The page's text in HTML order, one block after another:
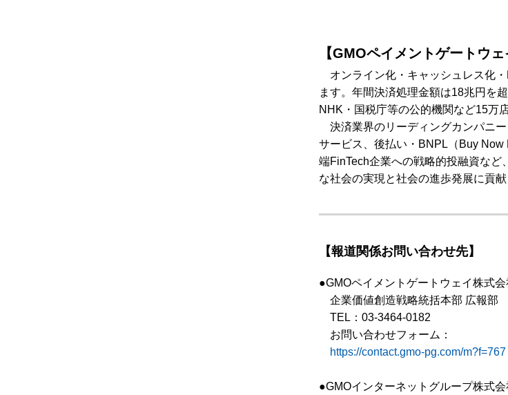
【GMOペイメントゲートウ
オンライン化・キャッシュレス化
ます。年間決済処理金額は18兆円を
NHK・国税庁等の公的機関など15万
決済業界のリーディングカンパニ
サービス、後払い・BNPL（Buy
端FinTech企業への戦略的投融資な
な社会の実現と社会の進歩発展に貢
【報道関係お問い合わせ先】
●GMOペイメントゲートウェイ株式会
企業価値創造戦略統括本部 広報部
TEL：03-3464-0182
お問い合わせフォーム：
https://contact.gmo-pg.com/m?f=767
●GMOインターネットグループ株式会